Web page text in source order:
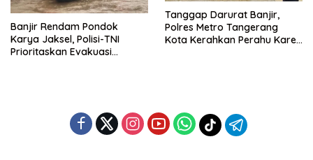
Banjir Rendam Pondok
Karya Jaksel, Polisi-TNI
Prioritaskan Evakuasi
Tanggap Darurat Banjir,
Polres Metro Tangerang
Kota Kerahkan Perahu Karet